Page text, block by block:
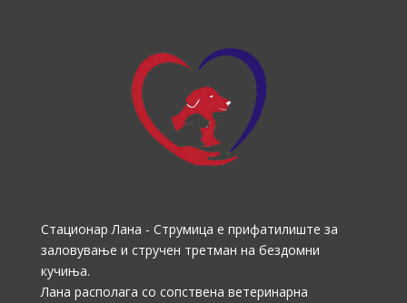
Стационар Лана - Струмица е прифатилиште за
заловување и стручен третман на бездомни
кучиња.
Лана располага со сопствена ветеринарна